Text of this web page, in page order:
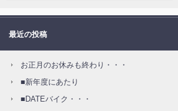
最近の投稿
お正月のお休みも終わり・・・
■新年度にあたり
■DATEバイク・・・